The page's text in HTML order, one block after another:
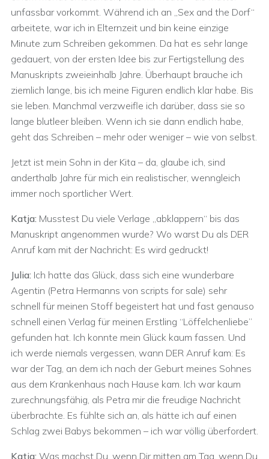
unfassbar vorkommt. Während ich an „Sex and the Dorf“
arbeitete, war ich in Elternzeit und bin keine einzige
Minute zum Schreiben gekommen. Da hat es sehr lange
gedauert, von der ersten Idee bis zur Fertigstellung des
Manuskripts zweieinhalb Jahre. Überhaupt brauche ich
ziemlich lange, bis ich meine Figuren endlich klar habe. Bis
sie leben. Manchmal verzweifle ich darüber, dass sie so
lange blutleer bleiben. Wenn ich sie dann endlich habe,
geht das Schreiben – mehr oder weniger – wie von selbst.
Jetzt ist mein Sohn in der Kita – da, glaube ich, sind
anderthalb Jahre für mich ein realistischer, wenngleich
immer noch sportlicher Wert.
Katja: Musstest Du viele Verlage „abklappern“ bis das
Manuskript angenommen wurde? Wo warst Du als DER
Anruf kam mit der Nachricht: Es wird gedruckt!
Julia: Ich hatte das Glück, dass sich eine wunderbare
Agentin (Petra Hermanns von scripts for sale) sehr
schnell für meinen Stoff begeistert hat und fast genauso
schnell einen Verlag für meinen Erstling “Löffelchenliebe”
gefunden hat. Ich konnte mein Glück kaum fassen. Und
ich werde niemals vergessen, wann DER Anruf kam: Es
war der Tag, an dem ich nach der Geburt meines Sohnes
aus dem Krankenhaus nach Hause kam. Ich war kaum
zurechnungsfähig, als Petra mir die freudige Nachricht
überbrachte. Es fühlte sich an, als hätte ich auf einen
Schlag zwei Babys bekommen – ich war völlig überfordert.
Katja: Was machst Du, wenn Dir mitten am Tag, wenn Du